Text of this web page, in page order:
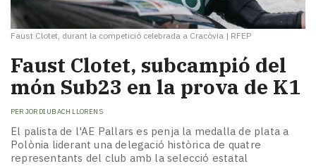
Faust Clotet, durant la competició celebrada a Cracòvia | RFEP
Faust Clotet, subcampió del
món Sub23 en la prova de K1
PER JORDI UBACH LLORENS
El palista de l'AE Pallars es penja la medalla de plata a
Polònia liderant una delegació històrica de quatre
representants del club amb la selecció estatal